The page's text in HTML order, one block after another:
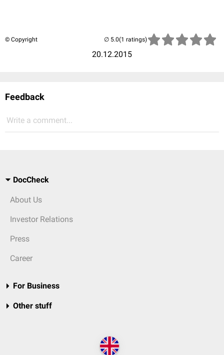
© Copyright
20.12.2015
(1 ratings)
Feedback
Write a comment...
DocCheck
About Us
Investor Relations
Press
Career
For Business
Other stuff